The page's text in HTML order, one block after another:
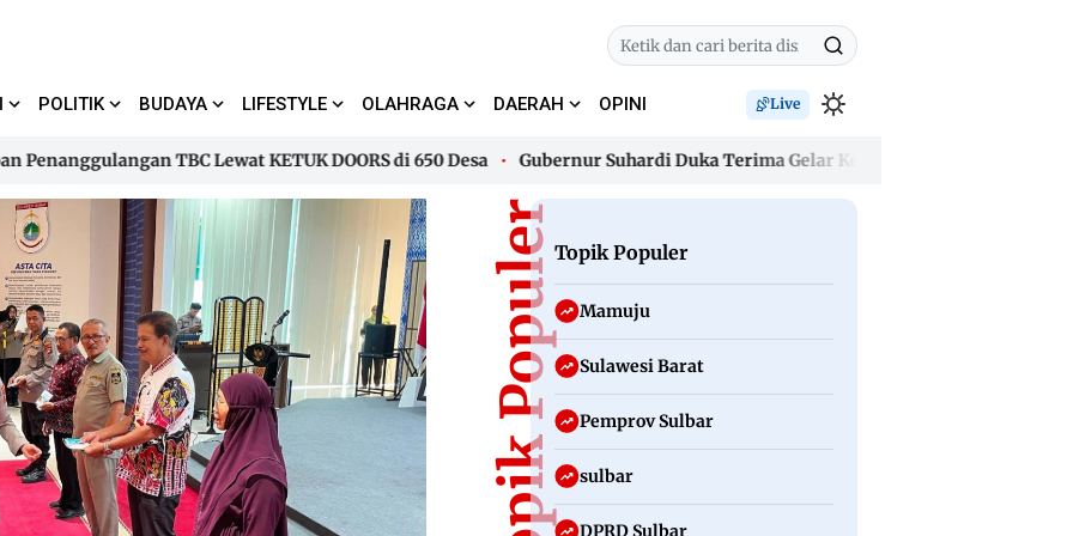
POLITIK BUDAYA LIFESTYLE OLAHRAGA DAERAH OPINI Live
TBC Lewat KETUK DOORS di 650 Desa Gubernur Suhardi Duka Terima Gelar Kehormatan “Sulo Tappidena
TBC Lewat KETUK DOORS di 650 Desa Gubernur Suhardi Duka Terima Gelar Kehormatan “Sulo Tappidena
Topik PopulerTopik Populer
Mamuju
Sulawesi Barat
Pemprov Sulbar
sulbar
DPRD Sulbar